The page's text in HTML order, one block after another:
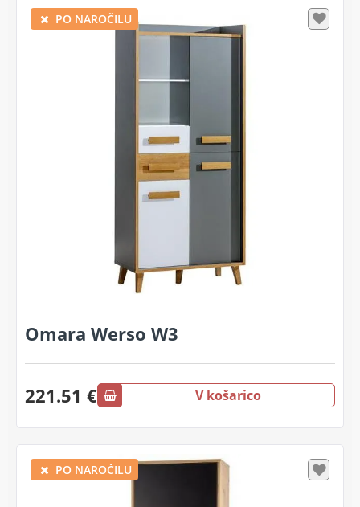
PO NAROČILU
Omara Werso W3
221.51 € V košarico
PO NAROČILU